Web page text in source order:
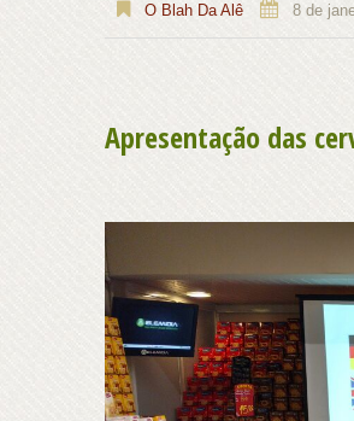
O Blah Da Alê 8 de
Apresentação das